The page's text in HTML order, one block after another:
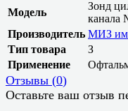
Модель
Зонд
канала
Производитель МИЗ
Тип товара
З
Применение
Отзывы (0)
Оставьте ваш отзыв